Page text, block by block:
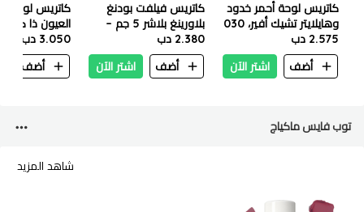
كاتريس لوحة أحمر خدود
وهايلايتر تشيك أفير، 030
هوت بيتش سامر
2.575 دب
أضف
اشتر الآن
كاتريس فيلفت بودنغ
بلاورينغ بلاشر 5 جم –
010 راسبيري فدج
2.380 دب
أضف
اشتر الآن
كاتريس لوحة
العيون ذا
3.050 دب
أضف
توب فايس ماكياج
شاهد المزيد